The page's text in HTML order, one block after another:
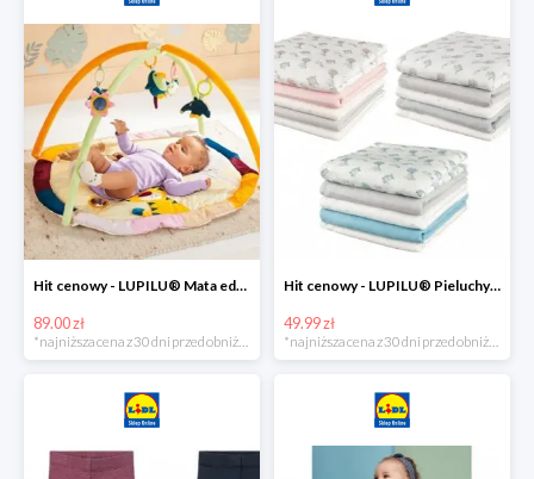
Hit cenowy - LUPILU® Mata edukacyjna dla niemowląt, 1 sztuka
89.00 zł
*najniższa cena z 30 dni przed obniżką
Hit cenowy - LUPILU® Pieluchy tetrowe 80x80 cm, z biobawełny, 5 sztuk
49.99 zł
*najniższa cena z 30 dni przed obniżką